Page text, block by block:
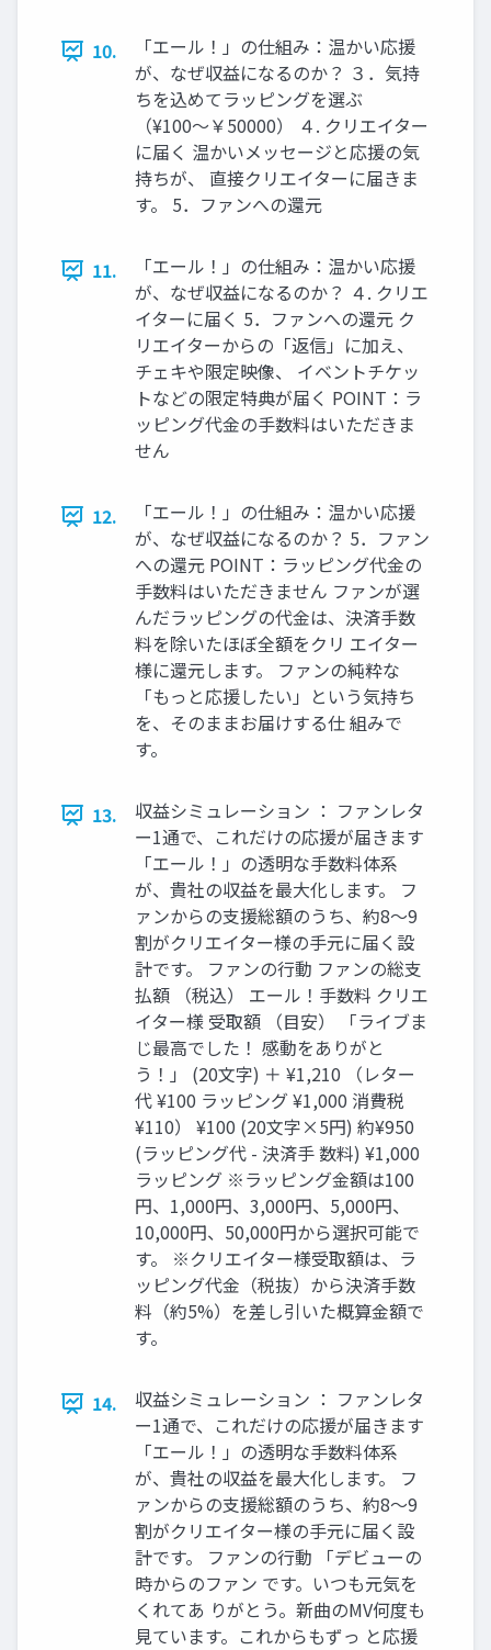
10.
「エール！」の仕組み：温かい応援
が、なぜ収益になるのか？ ３．気持
ちを込めてラッピングを選ぶ
（¥100〜￥50000） ４. クリエイター
に届く 温かいメッセージと応援の気
持ちが、 直接クリエイターに届きま
す。 5．ファンへの還元
11.
「エール！」の仕組み：温かい応援
が、なぜ収益になるのか？ ４. クリエ
イターに届く 5．ファンへの還元 ク
リエイターからの「返信」に加え、
チェキや限定映像、 イベントチケッ
トなどの限定特典が届く POINT：ラ
ッピング代金の手数料はいただきま
せん
12.
「エール！」の仕組み：温かい応援
が、なぜ収益になるのか？ 5．ファン
への還元 POINT：ラッピング代金の
手数料はいただきません ファンが選
んだラッピングの代金は、決済手数
料を除いたほぼ全額をクリ エイター
様に還元します。 ファンの純粋な
「もっと応援したい」という気持ち
を、そのままお届けする仕 組みで
す。
13.
収益シミュレーション ： ファンレタ
ー1通で、これだけの応援が届きます
「エール！」の透明な手数料体系
が、貴社の収益を最大化します。 フ
ァンからの支援総額のうち、約8〜9
割がクリエイター様の手元に届く設
計です。 ファンの行動 ファンの総支
払額 （税込） エール！手数料 クリエ
イター様 受取額 （目安） 「ライブま
じ最高でした！ 感動をありがと
う！」 (20文字) ＋ ¥1,210 （レター
代 ¥100 ラッピング ¥1,000 消費税
¥110） ¥100 (20文字×5円) 約¥950
(ラッピング代 - 決済手 数料) ¥1,000
ラッピング ※ラッピング金額は100
円、1,000円、3,000円、5,000円、
10,000円、50,000円から選択可能で
す。 ※クリエイター様受取額は、ラ
ッピング代金（税抜）から決済手数
料（約5%）を差し引いた概算金額で
す。
14.
収益シミュレーション ： ファンレタ
ー1通で、これだけの応援が届きます
「エール！」の透明な手数料体系
が、貴社の収益を最大化します。 フ
ァンからの支援総額のうち、約8〜9
割がクリエイター様の手元に届く設
計です。 ファンの行動 「デビューの
時からのファン です。いつも元気を
くれてあ りがとう。新曲のMV何度も
見ています。これからもずっ と応援